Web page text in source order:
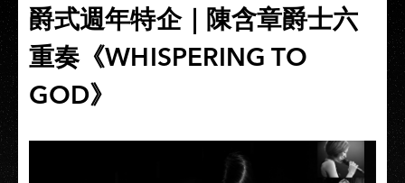
爵式週年特企｜陳含章爵士六
重奏《WHISPERING TO
GOD》